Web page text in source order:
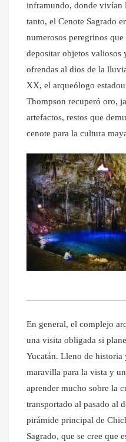
inframundo, donde vivían
tanto, el Cenote Sagrado
numerosos peregrinos
depositar objetos valiosos
ofrendas al dios de la
XX, el arqueólogo
Thompson recuperó oro,
artefactos, restos que
cenote para la cultura
En general, el complejo
una visita obligada si
Yucatán. Lleno de historia
maravilla para la vista y
aprender mucho sobre la
transportado al pasado al
pirámide principal de
Sagrado, que se cree que